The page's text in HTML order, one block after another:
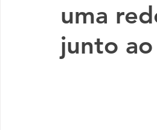
101010 Carta
uma
junto